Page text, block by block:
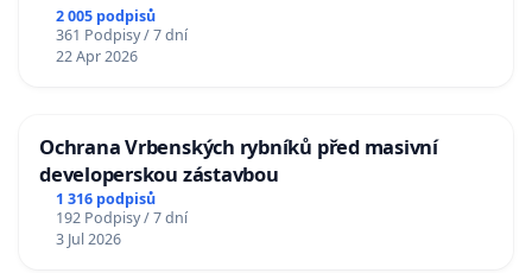
2 005 podpisů
361 Podpisy / 7 dní
22 Apr 2026
Ochrana Vrbenských rybníků před masivní
developerskou zástavbou
1 316 podpisů
192 Podpisy / 7 dní
3 Jul 2026